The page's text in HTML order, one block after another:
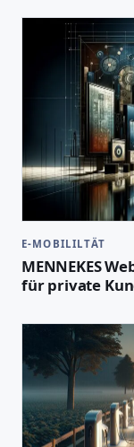
E-MOBILILTÄT
MENNEKES
für private